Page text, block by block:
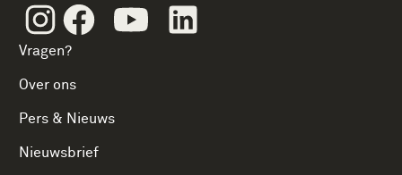
InstagramFacebookYoutube
Vragen?
Over ons
Pers & Nieuws
Nieuwsbrief